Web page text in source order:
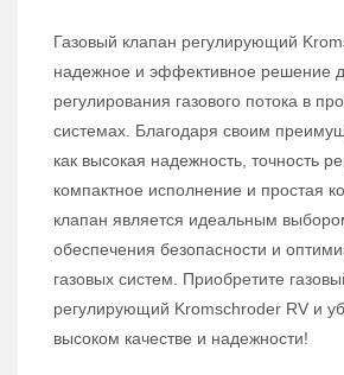
Газовый клапан регулирующий
надежное и эффективное решение
регулирования газового потока в
системах. Благодаря своим
как высокая надежность, точность
компактное исполнение и простая
клапан является идеальным
обеспечения безопасности и
газовых систем. Приобретите
регулирующий Kromschroder RV и
высоком качестве и надежности!